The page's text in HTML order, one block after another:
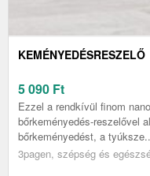
KEMÉNYEDÉSRESZELŐ
5 090 Ft
Ezzel a rendkívül finom
bőrkeményedés-reszelővel
bőrkeményedést, a
3pagen, szépség és